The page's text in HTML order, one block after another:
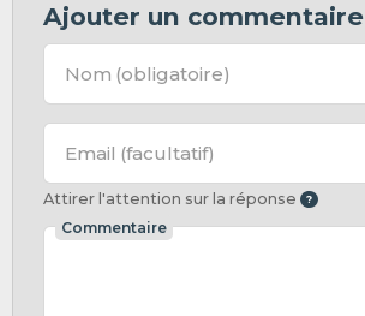
Ajouter un commentaire
Nom (obligatoire)
Email (facultatif)
Attirer l'attention sur la réponse
Commentaire